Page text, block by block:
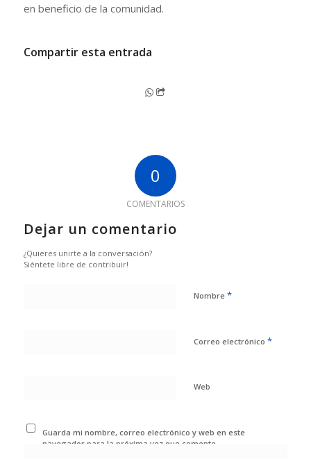
en beneficio de la comunidad.
Compartir esta entrada
0
COMENTARIOS
Dejar un comentario
¿Quieres unirte a la conversación?
Siéntete libre de contribuir!
Nombre *
Correo electrónico *
Web
Guarda mi nombre, correo electrónico y web en este
navegador para la próxima vez que comente.